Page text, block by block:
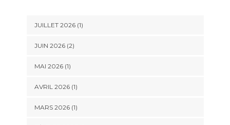
JUILLET 2026(1)
JUIN 2026(2)
MAI 2026(1)
AVRIL 2026(1)
MARS 2026(1)